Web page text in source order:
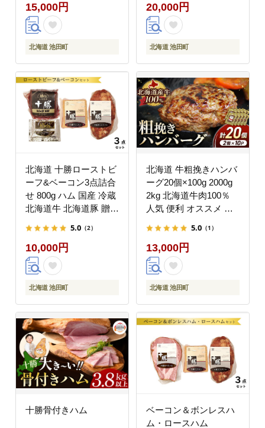
フ タレ付き
15,000円
北海道 池田町
き
20,000円
北海道 池田町
北海道 十勝ローストビ
ーフ&ベーコン3点詰合
せ 800g ハム 国産 冷蔵
北海道牛 北海道豚 贈答
5.0 （2）
10,000円
北海道 池田町
北海道 牛粗挽きハンバ
ーグ20個×100g 2000g
2kg 北海道牛肉100％
人気 便利 オススメ 冷
当 惣菜 おかず 焼くだ
け 簡単調理 家計応援
5.0 （1）
13,000円
北海道 池田町
十勝骨付きハム
ベーコン＆ボンレスハ
ム・ロースハム